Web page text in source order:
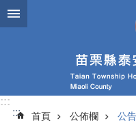
跳到主要內容區塊
:::
:::
首頁 公佈欄 公